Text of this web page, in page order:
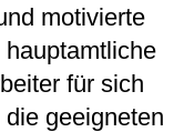
motivierte
für sich
geeigneten